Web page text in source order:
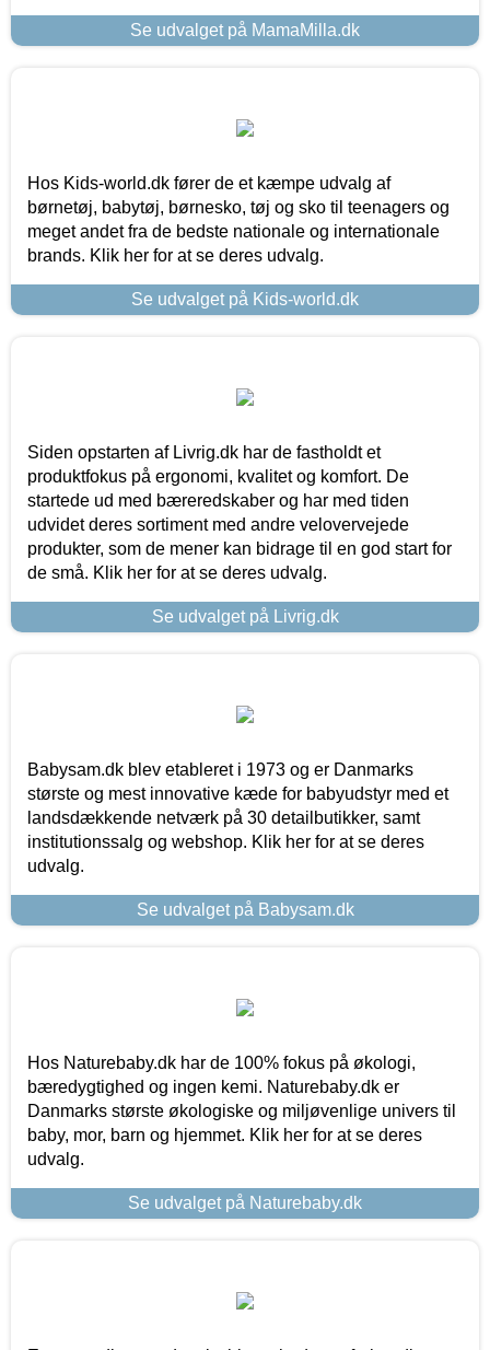
Se udvalget på MamaMilla.dk
Hos Kids-world.dk fører de et kæmpe udvalg af
børnetøj, babytøj, børnesko, tøj og sko til teenagers og
meget andet fra de bedste nationale og internationale
brands. Klik her for at se deres udvalg.
Se udvalget på Kids-world.dk
Siden opstarten af Livrig.dk har de fastholdt et
produktfokus på ergonomi, kvalitet og komfort. De
startede ud med bæreredskaber og har med tiden
udvidet deres sortiment med andre velovervejede
produkter, som de mener kan bidrage til en god start for
de små. Klik her for at se deres udvalg.
Se udvalget på Livrig.dk
Babysam.dk blev etableret i 1973 og er Danmarks
største og mest innovative kæde for babyudstyr med et
landsdækkende netværk på 30 detailbutikker, samt
institutionssalg og webshop. Klik her for at se deres
udvalg.
Se udvalget på Babysam.dk
Hos Naturebaby.dk har de 100% fokus på økologi,
bæredygtighed og ingen kemi. Naturebaby.dk er
Danmarks største økologiske og miljøvenlige univers til
baby, mor, barn og hjemmet. Klik her for at se deres
udvalg.
Se udvalget på Naturebaby.dk